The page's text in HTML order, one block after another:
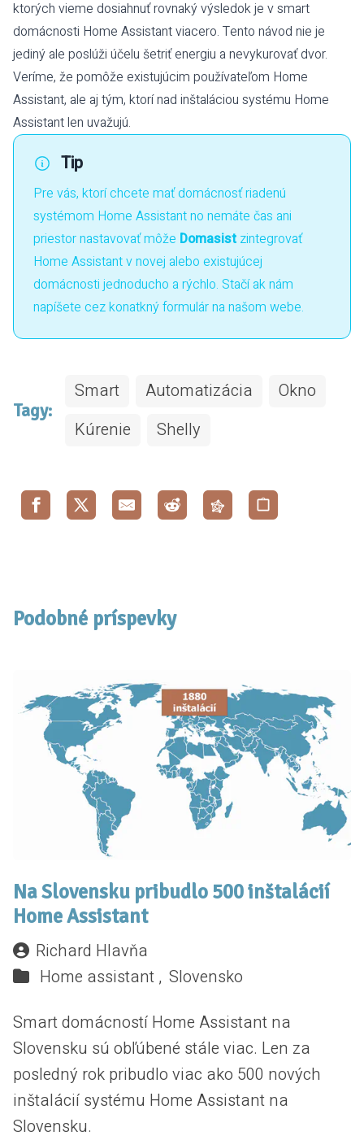
ktorých vieme dosiahnuť rovnaký výsledok je v smart
domácnosti Home Assistant viacero. Tento návod nie je
jediný ale poslúži účelu šetriť energiu a nevykurovať dvor.
Veríme, že pomôže existujúcim používateľom Home
Assistant, ale aj tým, ktorí nad inštaláciou systému Home
Assistant len uvažujú.
Tip
Pre vás, ktorí chcete mať domácnosť riadenú
systémom Home Assistant no nemáte čas ani
priestor nastavovať môže Domasist zintegrovať
Home Assistant v novej alebo existujúcej
domácnosti jednoducho a rýchlo. Stačí ak nám
napíšete cez konatkný formulár na našom webe.
Tagy:
Smart Automatizácia
Okno
Kúrenie
Shelly
Podobné príspevky
Na Slovensku pribudlo 500 inštalácií
Home Assistant
Richard Hlavňa
Home assistant , Slovensko
Smart domácností Home Assistant na
Slovensku sú obľúbené stále viac. Len za
posledný rok pribudlo viac ako 500 nových
inštalácií systému Home Assistant na
Slovensku.